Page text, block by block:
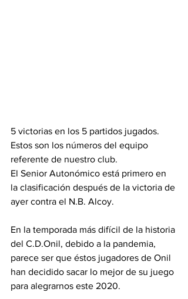
5 victorias en los 5 partidos jugados.
Estos son los números del equipo
referente de nuestro club.
El Senior Autonómico está primero en
la clasificación después de la victoria de
ayer contra el N.B. Alcoy.
En la temporada más difícil de la historia
del C.D.Onil, debido a la pandemia,
parece ser que éstos jugadores de Onil
han decidido sacar lo mejor de su juego
para alegrarnos este 2020.